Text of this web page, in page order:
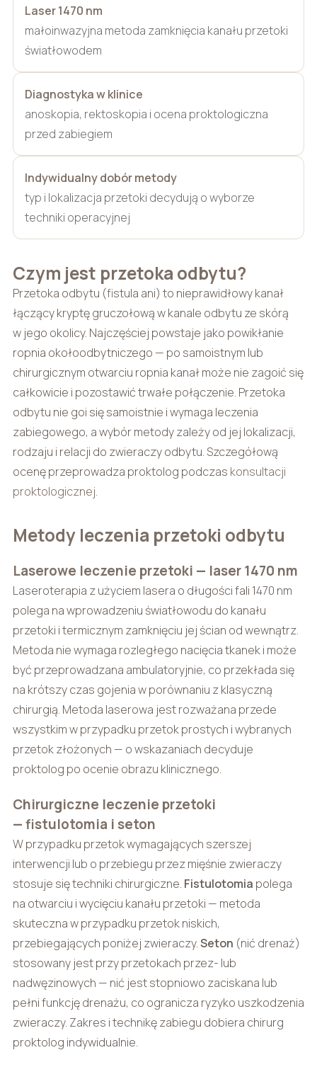
Laser 1470 nm
małoinwazyjna metoda zamknięcia kanału przetoki
światłowodem
Diagnostyka w klinice
anoskopia, rektoskopia i ocena proktologiczna
przed zabiegiem
Indywidualny dobór metody
typ i lokalizacja przetoki decydują o wyborze
techniki operacyjnej
Czym jest przetoka odbytu?
Przetoka odbytu (fistula ani) to nieprawidłowy kanał
łączący kryptę gruczołową w kanale odbytu ze skórą
w jego okolicy. Najczęściej powstaje jako powikłanie
ropnia okołoodbytniczego — po samoistnym lub
chirurgicznym otwarciu ropnia kanał może nie zagoić się
całkowicie i pozostawić trwałe połączenie. Przetoka
odbytu nie goi się samoistnie i wymaga leczenia
zabiegowego, a wybór metody zależy od jej lokalizacji,
rodzaju i relacji do zwieraczy odbytu. Szczegółową
ocenę przeprowadza proktolog podczas konsultacji
proktologicznej.
Metody leczenia przetoki odbytu
Laserowe leczenie przetoki — laser 1470 nm
Laseroterapia z użyciem lasera o długości fali 1470 nm
polega na wprowadzeniu światłowodu do kanału
przetoki i termicznym zamknięciu jej ścian od wewnątrz.
Metoda nie wymaga rozległego nacięcia tkanek i może
być przeprowadzana ambulatoryjnie, co przekłada się
na krótszy czas gojenia w porównaniu z klasyczną
chirurgią. Metoda laserowa jest rozważana przede
wszystkim w przypadku przetok prostych i wybranych
przetok złożonych — o wskazaniach decyduje
proktolog po ocenie obrazu klinicznego.
Chirurgiczne leczenie przetoki
— fistulotomia i seton
W przypadku przetok wymagających szerszej
interwencji lub o przebiegu przez mięśnie zwieraczy
stosuje się techniki chirurgiczne. Fistulotomia polega
na otwarciu i wycięciu kanału przetoki — metoda
skuteczna w przypadku przetok niskich,
przebiegających poniżej zwieraczy.Seton (nić drenaż)
stosowany jest przy przetokach przez- lub
nadwęzinowych — nić jest stopniowo zaciskana lub
pełni funkcję drenażu, co ogranicza ryzyko uszkodzenia
zwieraczy. Zakres i technikę zabiegu dobiera chirurg
proktolog indywidualnie.